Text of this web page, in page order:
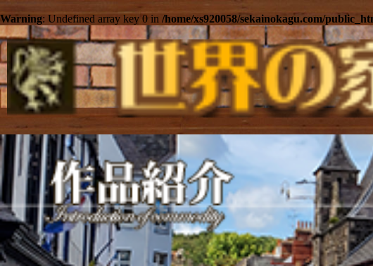
Warning: Undefined array key 0 in /home/xs920058/sekainokagu.com/